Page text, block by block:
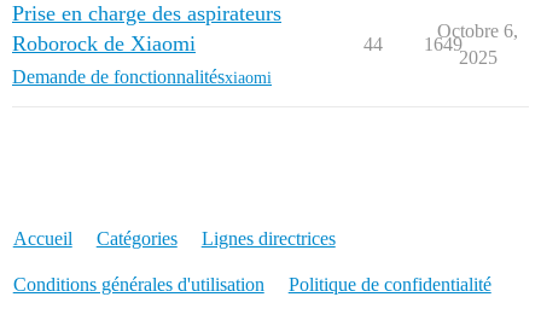
Prise en charge des aspirateurs
Roborock de Xiaomi
Demande de fonctionnalitésxiaomi
44 1649
Octobre 6,
2025
Accueil Catégories Lignes directrices
Conditions générales d'utilisation Politique de confidentialité